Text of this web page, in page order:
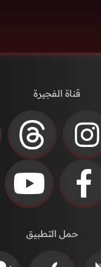
قناة الفجيرة
حمل التطبيق